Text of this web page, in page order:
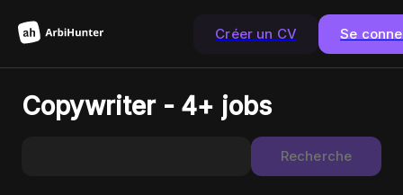
Créer un CV Se
Copywriter - 4+ jobs
Recherche